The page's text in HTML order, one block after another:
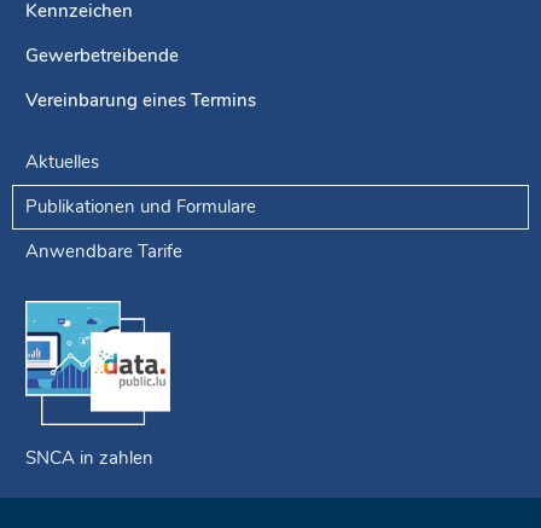
Kennzeichen
Gewerbetreibende
Vereinbarung eines Termins
Aktuelles
Publikationen und Formulare
Anwendbare Tarife
SNCA in zahlen